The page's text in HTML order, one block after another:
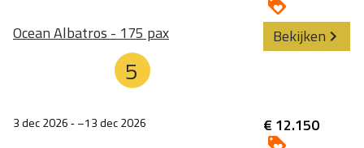
Ocean Albatros - 175 pax
5
Bekijken
3 dec 2026‐ 13 dec 2026 € 12.150